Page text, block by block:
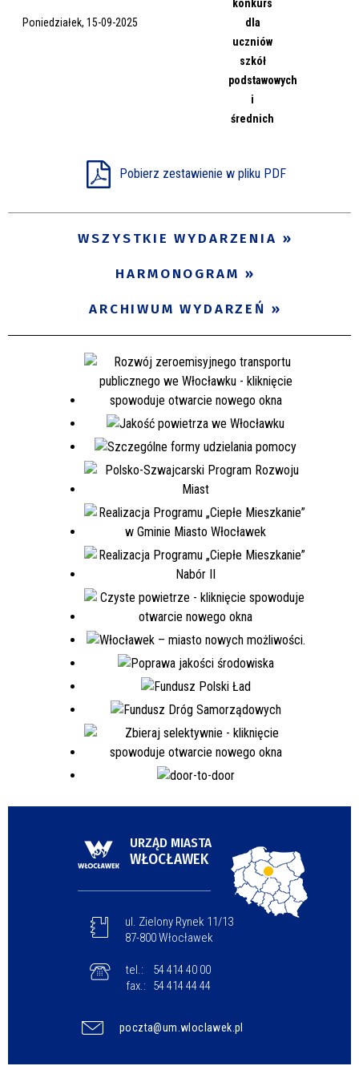
Miejsce
Poniedziałek, 15-09-2025
konkurs
dla
uczniów
szkół
podstawowych
i
średnich
Pobierz zestawienie w pliku PDF
WSZYSTKIE WYDARZENIA
HARMONOGRAM
ARCHIWUM WYDARZEŃ
URZĄD MIASTA
WŁOCŁAWEK
ul. Zielony Rynek 11/13
87-800 Włocławek
tel.:
54 414 40 00
fax.:
54 414 44 44
poczta@um.wloclawek.pl